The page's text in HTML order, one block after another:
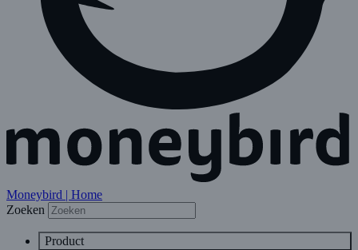
Moneybird | Home
Zoeken
Product